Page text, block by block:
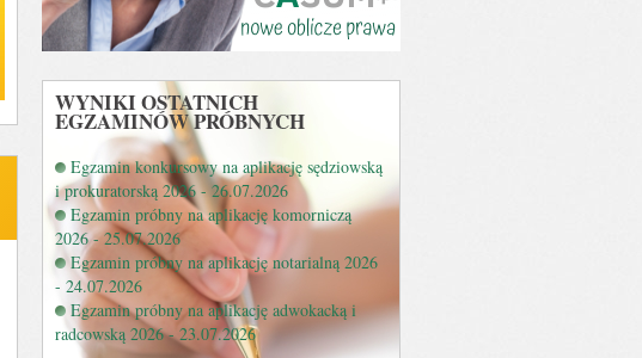
WYNIKI OSTATNICH
EGZAMINÓW PRÓBNYCH
Egzamin konkursowy na aplikację sędziowską
i prokuratorską 2026 - 26.07.2026
Egzamin próbny na aplikację komorniczą
2026 - 25.07.2026
Egzamin próbny na aplikację notarialną 2026
- 24.07.2026
Egzamin próbny na aplikację adwokacką i
radcowską 2026 - 23.07.2026